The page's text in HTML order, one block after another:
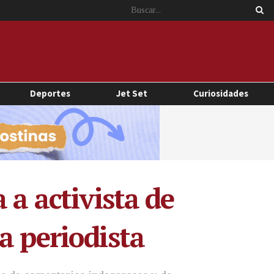
Deportes Jet Set Curiosidades
a activista de
periodista